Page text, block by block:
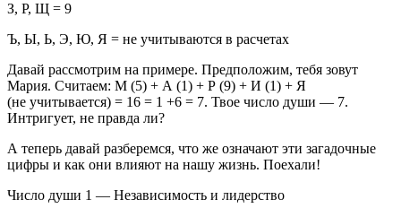
З, Р, Щ = 9
Ъ, Ы, Ь, Э, Ю, Я = не учитываются в расчетах
Давай рассмотрим на примере. Предположим, тебя зовут
Мария. Считаем: М (5) + А (1) + Р (9) + И (1) + Я
(не учитывается) = 16 = 1 +6 = 7. Твое число души — 7.
Интригует, не правда ли?
А теперь давай разберемся, что же означают эти загадочные
цифры и как они влияют на нашу жизнь. Поехали!
Число души 1 — Независимость и лидерство